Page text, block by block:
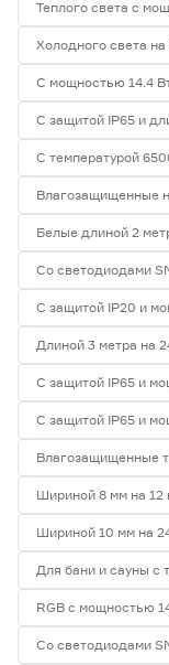
Теплого света с
Холодного света на
С мощностью 14.4
С защитой IP65 и
С температурой
Влагозащищенные
Белые длиной 2
Со светодиодами
С защитой IP20 и
Длиной 3 метра на
С защитой IP65 и
С защитой IP65 и
Влагозащищенные
Шириной 8 мм на 12
Шириной 10 мм на
Для бани и сауны с
RGB с мощностью
Со светодиодами